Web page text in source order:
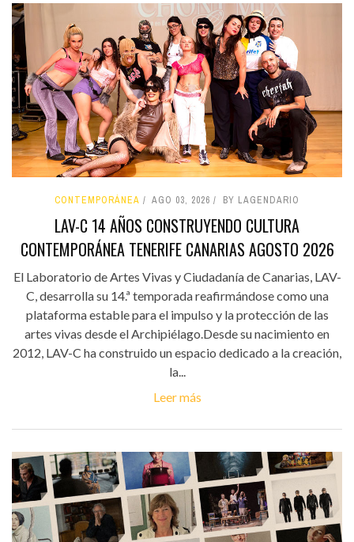
CONTEMPORÁNEA AGO 03, 2026 BY LAGENDARIO
LAV-C 14 AÑOS CONSTRUYENDO CULTURA
CONTEMPORÁNEA TENERIFE CANARIAS AGOSTO 2026
El Laboratorio de Artes Vivas y Ciudadanía de Canarias, LAV-
C, desarrolla su 14.ª temporada reafirmándose como una
plataforma estable para el impulso y la protección de las
artes vivas desde el Archipiélago.Desde su nacimiento en
2012, LAV-C ha construido un espacio dedicado a la creación,
la...
Leer más